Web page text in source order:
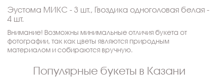
Эустома МИКС - 3 шт., Гвоздика одноголовая белая -
4 шт.
Внимание! Возможны минимальные отличия букета от
фотографии, так как цветы являются природным
материалом и собираются вручную.
Популярные букеты в Казани